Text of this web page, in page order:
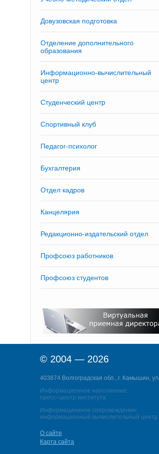
Довузовская подготовка
Отделение дополнительного
образования
Информационно-вычислительный
центр
Студенческий центр
Спортивный клуб
Педагог-психолог
Бухгалтерия
Отдел кадров
Канцелярия
Редакционно-издательский отдел
Профсоюз работников
Профсоюз студентов
© 2004 — 2026
403874 Волгоградская обл., г. Камышин,
Информационное наполнение:
пресс–центр института
Информационное сопровождение:
информационный вычислительный центр
О сайте
Карта сайта